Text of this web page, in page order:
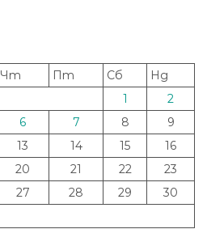
Чт Пт Сб
Нд
1
2
6 7 8
9
13 14 15
16
20 21 22
23
27 28 29
30